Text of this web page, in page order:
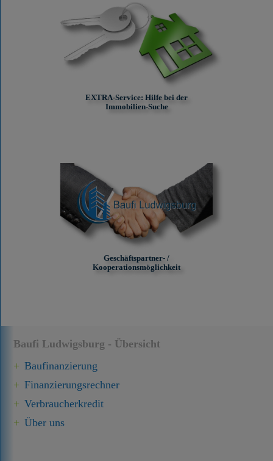
Baufi Ludwigsburg - Übersicht
Baufinanzierung
Finanzierungsrechner
Verbraucherkredit
Über uns
EXTRA-Service: Hilfe bei der
Immobilien-Suche
Geschäftspartner- /
Kooperationsmöglichkeit